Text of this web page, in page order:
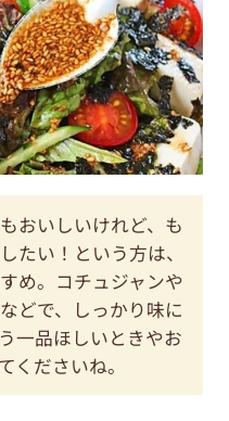
おいしいけれど、も
たい！という方は、
め。コチュジャンや
どで、しっかり味に
一品ほしいときやお
くださいね。